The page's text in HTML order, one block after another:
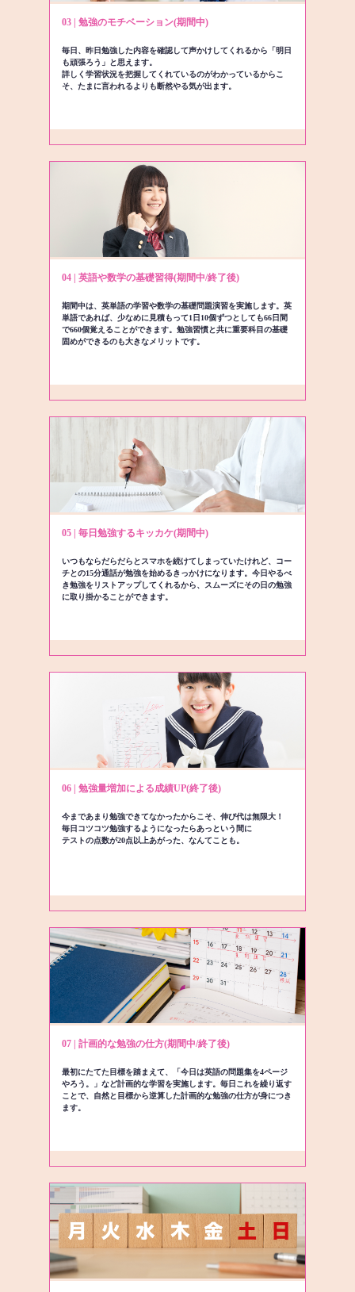
03 | 勉強のモチベーション(期間中)
毎日、昨日勉強した内容を確認して声かけしてくれるから「明日
も頑張ろう」と思えます。
詳しく学習状況を把握してくれているのがわかっているからこ
そ、たまに言われるよりも断然やる気が出ます。
04 | 英語や数学の基礎習得(期間中/終了後)
期間中は、英単語の学習や数学の基礎問題演習を実施します。英
単語であれば、少なめに見積もって1日10個ずつとしても66日間
で660個覚えることができます。勉強習慣と共に重要科目の基礎
固めができるのも大きなメリットです。
05 | 毎日勉強するキッカケ(期間中)
いつもならだらだらとスマホを続けてしまっていたけれど、コー
チとの15分通話が勉強を始めるきっかけになります。今日やるべ
き勉強をリストアップしてくれるから、スムーズにその日の勉強
に取り掛かることができます。
06 | 勉強量増加による成績UP(終了後)
今まであまり勉強できてなかったからこそ、伸び代は無限大！
毎日コツコツ勉強するようになったらあっという間に
テストの点数が20点以上あがった、なんてことも。
07 | 計画的な勉強の仕方(期間中/終了後)
最初にたてた目標を踏まえて、「今日は英語の問題集を4ページ
やろう。」など計画的な学習を実施します。毎日これを繰り返す
ことで、自然と目標から逆算した計画的な勉強の仕方が身につき
ます。